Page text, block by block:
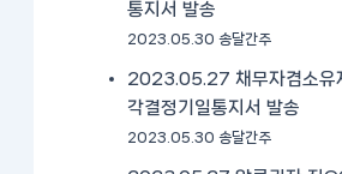
통지서 발송
2023.05.30 송달간주
2023.05.27 채무자겸소유
각결정기일통지서 발송
2023.05.30 송달간주